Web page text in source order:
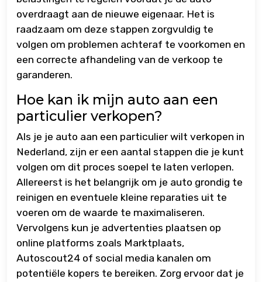
overdraagt aan de nieuwe eigenaar. Het is
raadzaam om deze stappen zorgvuldig te
volgen om problemen achteraf te voorkomen en
een correcte afhandeling van de verkoop te
garanderen.
Hoe kan ik mijn auto aan een
particulier verkopen?
Als je je auto aan een particulier wilt verkopen in
Nederland, zijn er een aantal stappen die je kunt
volgen om dit proces soepel te laten verlopen.
Allereerst is het belangrijk om je auto grondig te
reinigen en eventuele kleine reparaties uit te
voeren om de waarde te maximaliseren.
Vervolgens kun je advertenties plaatsen op
online platforms zoals Marktplaats,
Autoscout24 of social media kanalen om
potentiële kopers te bereiken. Zorg ervoor dat je